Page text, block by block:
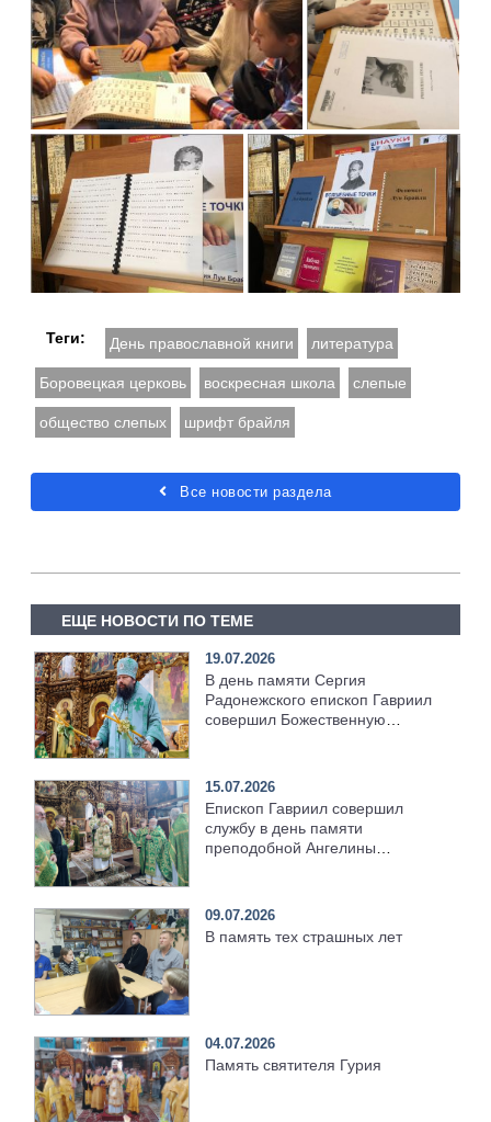
Теги: День православной книги литература
Боровецкая церковь воскресная школа слепые
общество слепых шрифт брайля
Все новости раздела
ЕЩЕ НОВОСТИ ПО ТЕМЕ
19.07.2026
В день памяти Сергия
Радонежского епископ Гавриил
совершил Божественную
15.07.2026
Епископ Гавриил совершил
службу в день памяти
преподобной Ангелины
09.07.2026
В память тех страшных лет
04.07.2026
Память святителя Гурия